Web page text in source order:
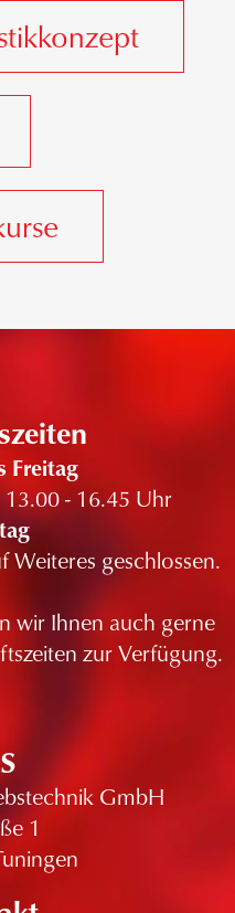
Freitag
- 16.45 Uhr
Weiteres geschlossen.
wir Ihnen auch gerne
zur Verfügung.
GmbH
1